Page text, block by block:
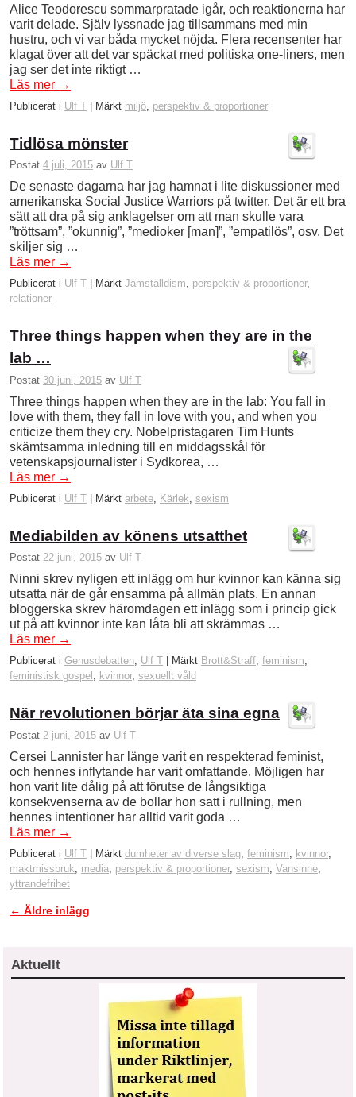
Alice Teodorescu sommarpratade igår, och reaktionerna har
varit delade. Själv lyssnade jag tillsammans med min
hustru, och vi var båda mycket nöjda. Flera recensenter har
klagat över att det var späckat med politiska one-liners, men
jag ser det inte riktigt …
Läs mer →
Publicerat i Ulf T Märkt miljö perspektiv & proportioner
Tidlösa mönster
Postat 4 juli, 2015 av Ulf T
De senaste dagarna har jag hamnat i lite diskussioner med
amerikanska Social Justice Warriors på twitter. Det är ett bra
sätt att dra på sig anklagelser om att man skulle vara
”tröttsam”, ”okunnig”, ”medioker [man]”, ”empatilös”, osv. Det
skiljer sig …
Läs mer →
Publicerat i Ulf T Märkt Jämställdism, perspektiv & proportioner,
relationer
Three things happen when they are in the
lab …
Postat 30 juni, 2015 av Ulf T
Three things happen when they are in the lab: You fall in
love with them, they fall in love with you, and when you
criticize them they cry. Nobelpristagaren Tim Hunts
skämtsamma inledning till en middagsskål för
vetenskapsjournalister i Sydkorea, …
Läs mer →
Publicerat i Ulf T | Märkt arbete Kärlek sexism
Mediabilden av könens utsatthet
Postat 22 juni, 2015 av Ulf T
Ninni skrev nyligen ett inlägg om hur kvinnor kan känna sig
utsatta när de går ensamma på allmän plats. En annan
bloggerska skrev häromdagen ett inlägg som i princip gick
ut på att kvinnor inte kan låta bli att skrämmas …
Läs mer →
Publicerat i Genusdebatten, Ulf T Märkt Brott&Straff, feminism,
feministisk gospel , kvinnor, sexuellt våld
När revolutionen börjar äta sina egna
Postat 2 juni, 2015 av Ulf T
Cersei Lannister har länge varit en respekterad feminist,
och hennes inflytande har varit omfattande. Möjligen har
hon varit lite dålig på att förutse de långsiktiga
konsekvenserna av de bollar hon satt i rullning, men
hennes intentioner har alltid varit goda …
Läs mer →
Publicerat i Ulf T | Märkt dumheter av diverse slag feminism kvinnor,
maktmissbruk
media perspektiv & proportioner, sexism Vansinne
yttrandefrihet
Inläggsnavigering
← Äldre inlägg
Aktuellt